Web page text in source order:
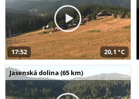
17:52 20,1 °C
Jasenská dolina (65 km)